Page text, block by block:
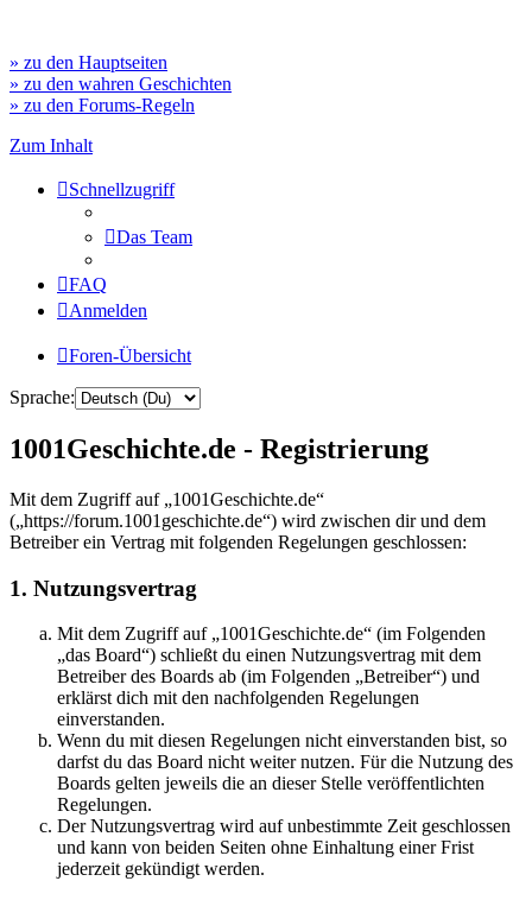
» zu den Hauptseiten
» zu den wahren Geschichten
» zu den Forums-Regeln
Zum Inhalt
Schnellzugriff
Das Team
FAQ
Anmelden
Foren-Übersicht
Sprache:
1001Geschichte.de - Registrierung
Mit dem Zugriff auf „1001Geschichte.de“
(„https://forum.1001geschichte.de“) wird zwischen dir und dem
Betreiber ein Vertrag mit folgenden Regelungen geschlossen:
1. Nutzungsvertrag
Mit dem Zugriff auf „1001Geschichte.de“ (im Folgenden
„das Board“) schließt du einen Nutzungsvertrag mit dem
Betreiber des Boards ab (im Folgenden „Betreiber“) und
erklärst dich mit den nachfolgenden Regelungen
einverstanden.
Wenn du mit diesen Regelungen nicht einverstanden bist, so
darfst du das Board nicht weiter nutzen. Für die Nutzung des
Boards gelten jeweils die an dieser Stelle veröffentlichten
Regelungen.
Der Nutzungsvertrag wird auf unbestimmte Zeit geschlossen
und kann von beiden Seiten ohne Einhaltung einer Frist
jederzeit gekündigt werden.